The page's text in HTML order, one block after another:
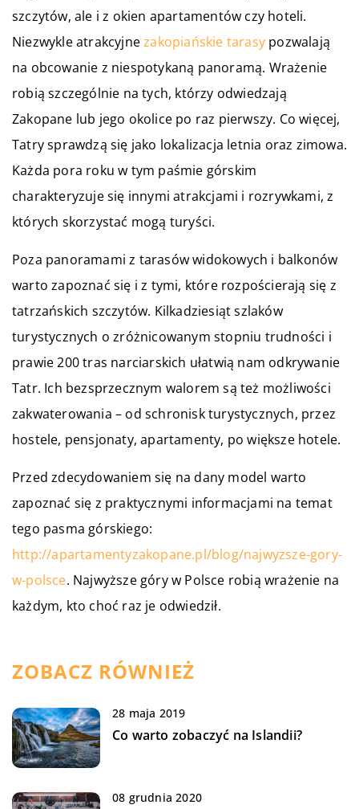
szczytów, ale i z okien apartamentów czy hoteli.
Niezwykle atrakcyjnezakopiańskie tarasy pozwalają
na obcowanie z niespotykaną panoramą. Wrażenie
robią szczególnie na tych, którzy odwiedzają
Zakopane lub jego okolice po raz pierwszy. Co więcej,
Tatry sprawdzą się jako lokalizacja letnia oraz zimowa.
Każda pora roku w tym paśmie górskim
charakteryzuje się innymi atrakcjami i rozrywkami, z
których skorzystać mogą turyści.
Poza panoramami z tarasów widokowych i balkonów
warto zapoznać się i z tymi, które rozpościerają się z
tatrzańskich szczytów. Kilkadziesiąt szlaków
turystycznych o zróżnicowanym stopniu trudności i
prawie 200 tras narciarskich ułatwią nam odkrywanie
Tatr. Ich bezsprzecznym walorem są też możliwości
zakwaterowania – od schronisk turystycznych, przez
hostele, pensjonaty, apartamenty, po większe hotele.
Przed zdecydowaniem się na dany model warto
zapoznać się z praktycznymi informacjami na temat
tego pasma górskiego:
http://apartamentyzakopane.pl/blog/najwyzsze-gory-
w-polsce. Najwyższe góry w Polsce robią wrażenie na
każdym, kto choć raz je odwiedził.
ZOBACZ RÓWNIEŻ
28 maja 2019
Co warto zobaczyć na Islandii?
08 grudnia 2020